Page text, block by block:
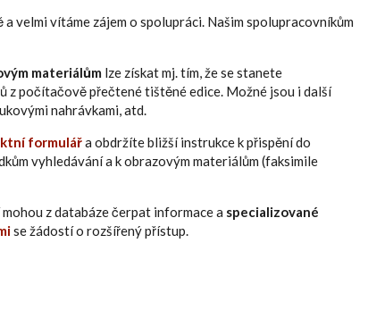
velmi vítáme zájem o spolupráci. Našim spolupracovníkům
materiálům lze získat mj. tím, že se stanete
počítačově přečtené tištěné edice. Možné jsou i další
nahrávkami, atd.
formulářa obdržíte bližší instrukce k přispění do
vyhledávání a k obrazovým materiálům (faksimile
z databáze čerpat informace a specializované
se žádostí o rozšířený přístup.